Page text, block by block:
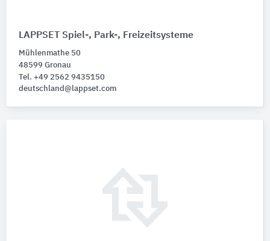
LAPPSET Spiel-, Park-, Freizeitsysteme
Mühlenmathe 50
48599 Gronau
Tel. +49 2562 9435150
deutschland@lappset.com